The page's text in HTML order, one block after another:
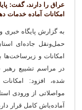
امکانات آماده
به گزارش پایگاه خبری
حمل‌ونقل جاده‌ای
امکانات و
در مراسم تشییع رهبر
شده، افزود:
مواصلاتی از ورودی
آماده‌باش کامل قرار